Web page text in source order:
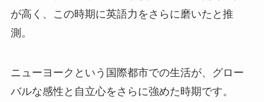
が高く、この時期に英語力をさらに磨いたと推
測。
ニューヨークという国際都市での生活が、グロー
バルな感性と自立心をさらに強めた時期です。